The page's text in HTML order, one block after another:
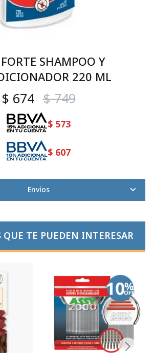
SHAMPOO Y
220 ML
$ 674 $ 749
$ 573
$ 607
Envíos
QUE TE PUEDEN INTERESAR